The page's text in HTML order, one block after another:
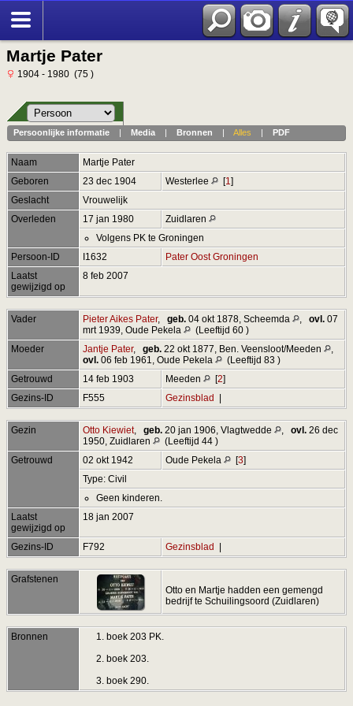
Martje Pater
1904 - 1980 (75 )
Persoonlijke informatie| Media| Bronnen Alles PDF
Naam Martje Pater
Geboren
23 dec 1904 Westerlee [1 ]
Geslacht
Vrouwelijk
Overleden
17 jan 1980
Zuidlaren
Volgens PK te Groningen
Persoon-ID
I1632
Pater Oost Groningen
Laatst
gewijzigd op
8 feb 2007
Vader Pieter Aikes Pater, geb. 04 okt 1878, Scheemda ovl. 07
mrt 1939, Oude Pekela
(Leeftijd 60 )
Moeder
Jantje Pater, geb. 22 okt 1877, Ben. Veensloot/Meeden
ovl. 06 feb 1961, Oude Pekela
(Leeftijd 83 )
Getrouwd
14 feb 1903 Meeden [2]
Gezins-ID
F555 Gezinsblad |
Gezin Otto Kiewiet, geb. 20 jan 1906, Vlagtwedde ovl. 26 dec
1950, Zuidlaren
(Leeftijd 44 )
Getrouwd
02 okt 1942 Oude Pekela [3]
Type: Civil
Geen kinderen.
Laatst
gewijzigd op
18 jan 2007
Gezins-ID F792 Gezinsblad |
Grafstenen
Otto en Martje hadden een gemengd
bedrijf te Schuilingsoord (Zuidlaren)
Bronnen
boek 203 PK.
boek 203.
boek 290.